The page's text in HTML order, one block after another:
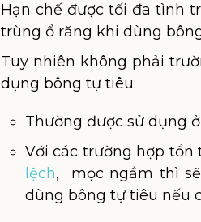
Hạn chế được tối đa tình
trùng ổ răng khi dùng
Tuy nhiên không phải
dụng bông tự tiêu:
Thường được sử dụng
Với các trường hợp
lệch, mọc ngầm thì
dùng bông tự tiêu nếu